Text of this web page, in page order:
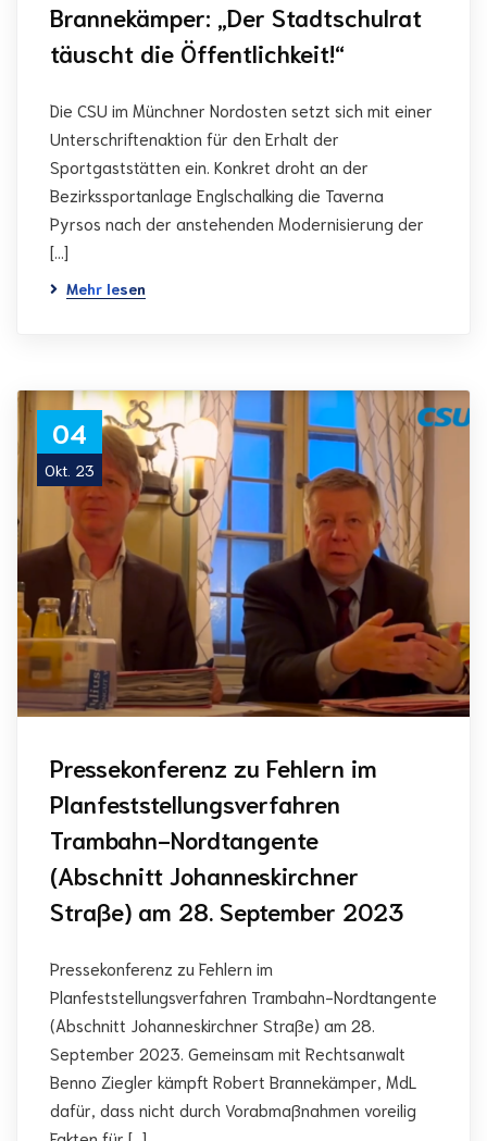
Brannekämper: „Der Stadtschulrat
täuscht die Öffentlichkeit!“
Die CSU im Münchner Nordosten setzt sich mit einer
Unterschriftenaktion für den Erhalt der
Sportgaststätten ein. Konkret droht an der
Bezirkssportanlage Englschalking die Taverna
Pyrsos nach der anstehenden Modernisierung der
[…]
Mehr lesen
04
Okt. 23
Pressekonferenz zu Fehlern im
Planfeststellungsverfahren
Trambahn-Nordtangente
(Abschnitt Johanneskirchner
Straße) am 28. September 2023
Pressekonferenz zu Fehlern im
Planfeststellungsverfahren Trambahn-Nordtangente
(Abschnitt Johanneskirchner Straße) am 28.
September 2023. Gemeinsam mit Rechtsanwalt
Benno Ziegler kämpft Robert Brannekämper, MdL
dafür, dass nicht durch Vorabmaßnahmen voreilig